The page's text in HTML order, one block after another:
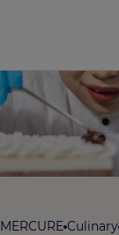
MERCURE Culinary